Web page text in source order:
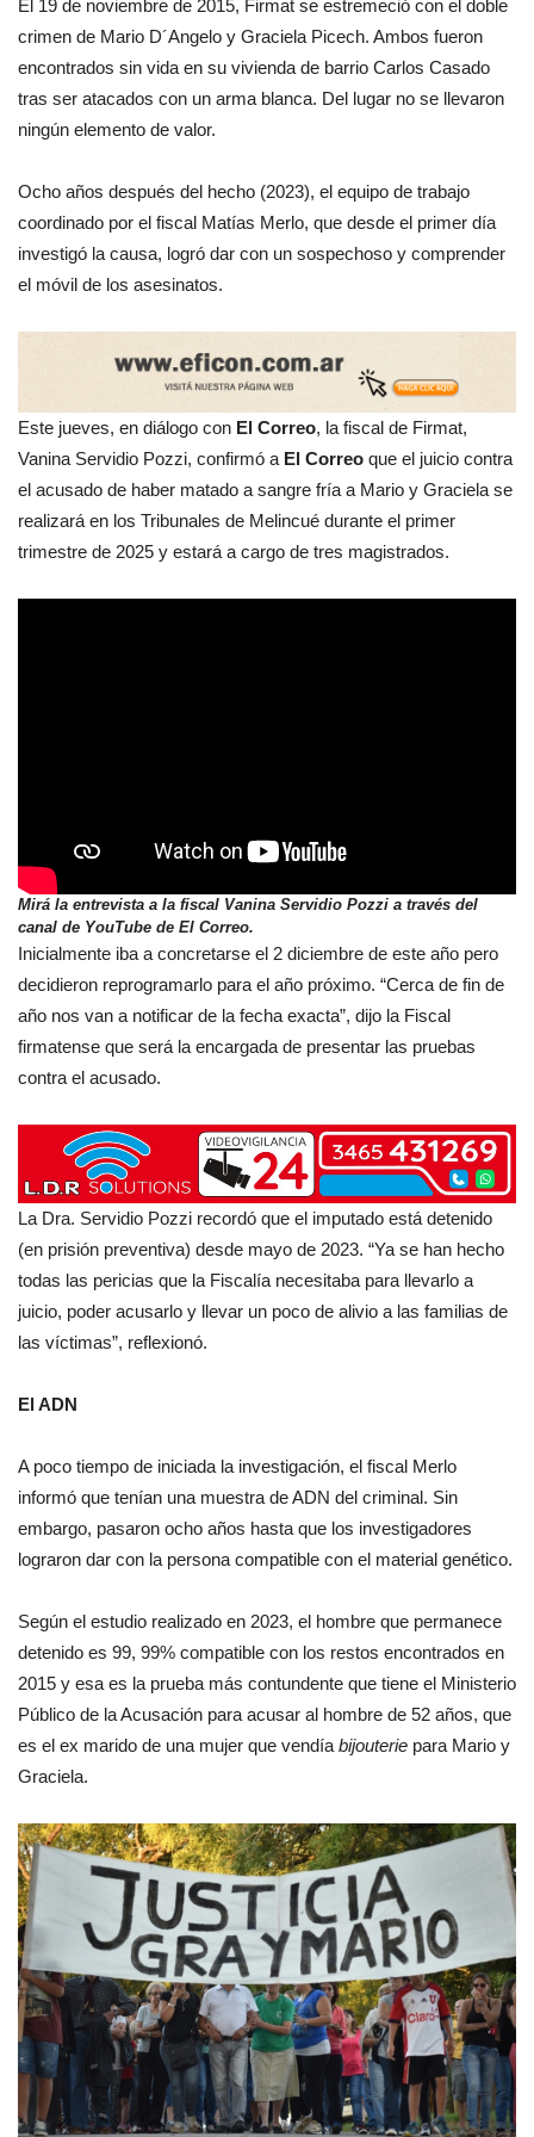
El 19 de noviembre de 2015, Firmat se estremeció con el doble
crimen de Mario D´Angelo y Graciela Picech. Ambos fueron
encontrados sin vida en su vivienda de barrio Carlos Casado
tras ser atacados con un arma blanca. Del lugar no se llevaron
ningún elemento de valor.
Ocho años después del hecho (2023), el equipo de trabajo
coordinado por el fiscal Matías Merlo, que desde el primer día
investigó la causa, logró dar con un sospechoso y comprender
el móvil de los asesinatos.
Este jueves, en diálogo con El Correo, la fiscal de Firmat,
Vanina Servidio Pozzi, confirmó a El Correo que el juicio contra
el acusado de haber matado a sangre fría a Mario y Graciela se
realizará en los Tribunales de Melincué durante el primer
trimestre de 2025 y estará a cargo de tres magistrados.
Mirá la entrevista a la fiscal Vanina Servidio Pozzi a través del
canal de YouTube de El Correo.
Inicialmente iba a concretarse el 2 diciembre de este año pero
decidieron reprogramarlo para el año próximo. “Cerca de fin de
año nos van a notificar de la fecha exacta”, dijo la Fiscal
firmatense que será la encargada de presentar las pruebas
contra el acusado.
La Dra. Servidio Pozzi recordó que el imputado está detenido
(en prisión preventiva) desde mayo de 2023. “Ya se han hecho
todas las pericias que la Fiscalía necesitaba para llevarlo a
juicio, poder acusarlo y llevar un poco de alivio a las familias de
las víctimas”, reflexionó.
El ADN
A poco tiempo de iniciada la investigación, el fiscal Merlo
informó que tenían una muestra de ADN del criminal. Sin
embargo, pasaron ocho años hasta que los investigadores
lograron dar con la persona compatible con el material genético.
Según el estudio realizado en 2023, el hombre que permanece
detenido es 99, 99% compatible con los restos encontrados en
2015 y esa es la prueba más contundente que tiene el Ministerio
Público de la Acusación para acusar al hombre de 52 años, que
es el ex marido de una mujer que vendíabijouterie para Mario y
Graciela.